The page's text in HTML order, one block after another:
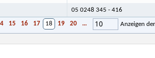
05 0248 345 - 416
15 16 17 18 19 20 ... 10 Anzeigen